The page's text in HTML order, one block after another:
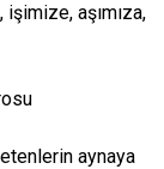
aşımıza,
aynaya